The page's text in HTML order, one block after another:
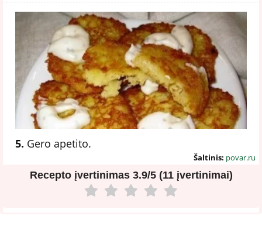
5. Gero apetito.
Šaltinis: povar.ru
Recepto įvertinimas 3.9/5 (11 įvertinimai)